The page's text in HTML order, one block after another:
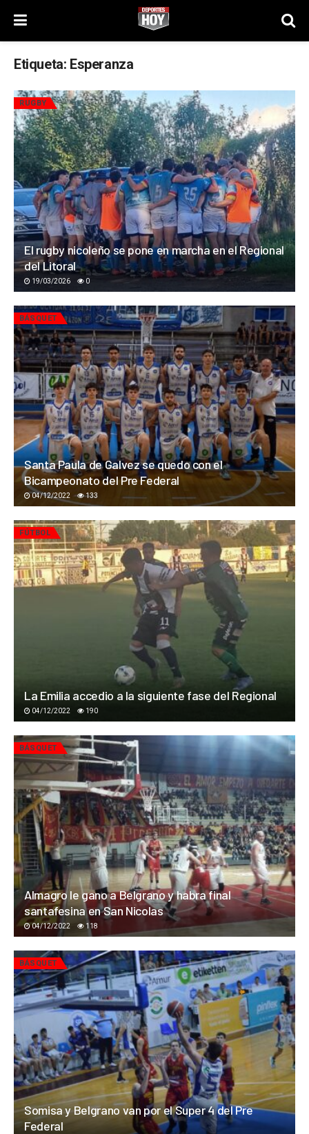
Etiqueta: Esperanza
RUGBY
El rugby nicoleño se pone en marcha en el Regional
del Litoral
19/03/2026 0
BÁSQUET
Santa Paula de Galvez se quedo con el
Bicampeonato del Pre Federal
04/12/2022 133
FÚTBOL
La Emilia accedio a la siguiente fase del Regional
04/12/2022 190
BÁSQUET
Almagro le gano a Belgrano y habra final
santafesina en San Nicolas
04/12/2022 118
BÁSQUET
Somisa y Belgrano van por el Super 4 del Pre
Federal